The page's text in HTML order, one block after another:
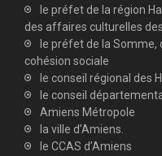
le préfet de la région
des affaires culturelles
le préfet de la
cohésion sociale
le conseil régional des
le conseil
Amiens Métropole
la ville d’Amiens.
le CCAS d’Amiens